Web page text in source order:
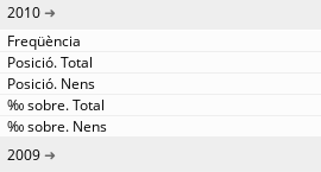
2010
2009